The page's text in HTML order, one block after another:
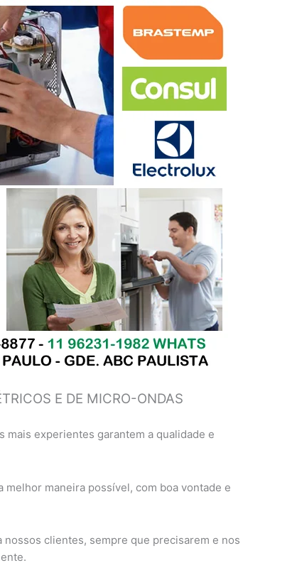
E DE MICRO-ONDAS
mais experientes garantem a qualidade e
melhor maneira possível, com boa vontade e
clientes, sempre que precisarem e nos